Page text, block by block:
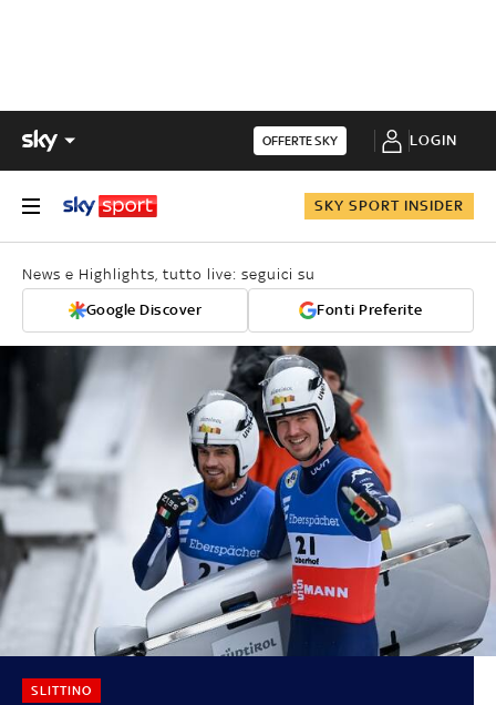
OFFERTE SKY LOGIN
SKY SPORT INSIDER
News e Highlights, tutto live: seguici su
Google Discover Fonti Preferite
SLITTINO